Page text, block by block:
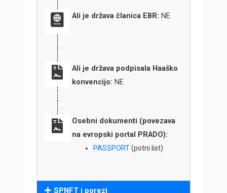
Ali je država članica EBR:NE
Ali je država podpisala Haaško
konvencijo:NE
Osebni dokumenti (povezava
na evropski portal PRADO):
PASSPORT(potni list)
SPNFT i porezi